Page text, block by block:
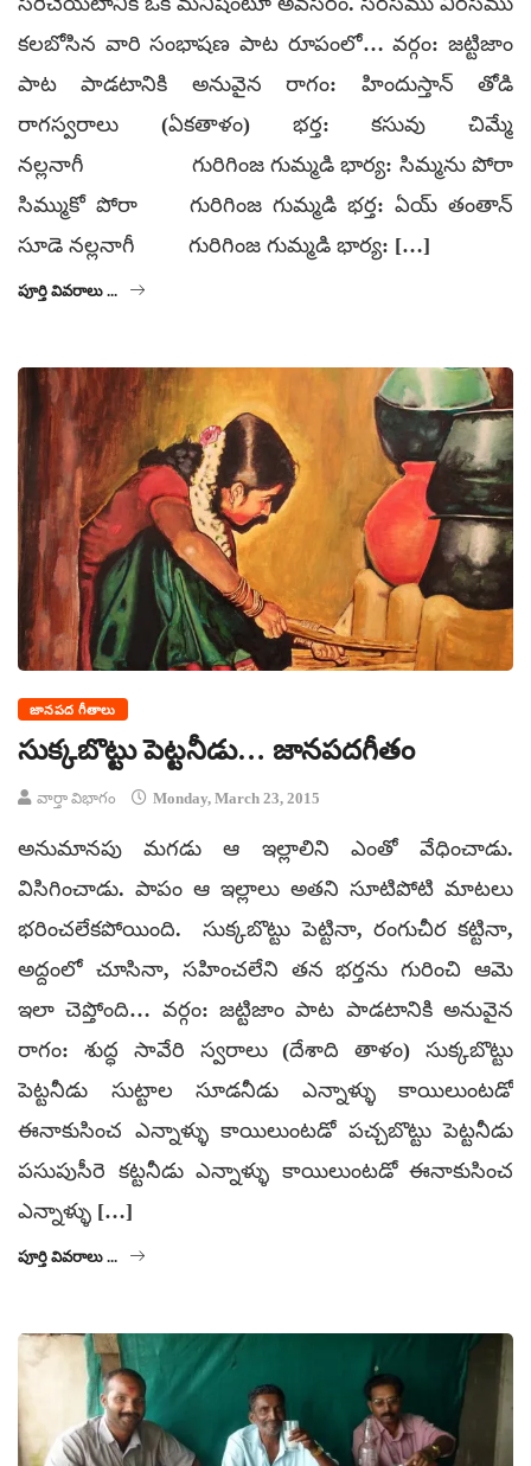
కలబోసిన వారి సంభాషణ పాట రూపంలో… వర్గం: జట్టిజాం
పాట పాడటానికి అనువైన రాగం: హిందుస్తాన్ తోడి
రాగస్వరాలు (ఏకతాళం) భర్త: కసువు చిమ్మే
నల్లనాగీ గురిగింజ గుమ్మడి భార్య: సిమ్మను పోరా
సిమ్ముకో పోరా గురిగింజ గుమ్మడి భర్త: ఏయ్ తంతాన్
సూడె నల్లనాగీ గురిగింజ గుమ్మడి భార్య: […]
పూర్తి వివరాలు ...
జానపద గీతాలు
సుక్కబొట్టు పెట్టనీడు… జానపదగీతం
వార్తా విభాగం Monday, March 23, 2015
అనుమానపు మగడు ఆ ఇల్లాలిని ఎంతో వేధించాడు.
విసిగించాడు. పాపం ఆ ఇల్లాలు అతని సూటిపోటి మాటలు
భరించలేకపోయింది. సుక్కబొట్టు పెట్టినా, రంగుచీర కట్టినా,
అద్దంలో చూసినా, సహించలేని తన భర్తను గురించి ఆమె
ఇలా చెప్తోంది… వర్గం: జట్టిజాం పాట పాడటానికి అనువైన
రాగం: శుద్ధ సావేరి స్వరాలు (దేశాది తాళం) సుక్కబొట్టు
పెట్టనీడు సుట్టాల సూడనీడు ఎన్నాళ్ళు కాయిలుంటడో
ఈనాకుసించ ఎన్నాళ్ళు కాయిలుంటడో పచ్చబొట్టు పెట్టనీడు
పసుపుసీరె కట్టనీడు ఎన్నాళ్ళు కాయిలుంటడో ఈనాకుసించ
ఎన్నాళ్ళు […]
పూర్తి వివరాలు ...